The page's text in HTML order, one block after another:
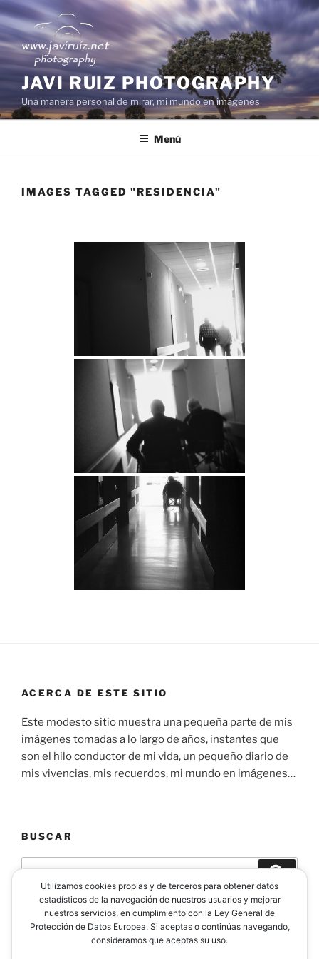
Saltar
al
contenido
JAVI RUIZ PHOTOGRAPHY
Una manera personal de mirar, mi mundo en imágenes
Menú
IMAGES TAGGED "RESIDENCIA"
ACERCA DE ESTE SITIO
Este modesto sitio muestra una pequeña parte de mis
imágenes tomadas a lo largo de años, instantes que
son el hilo conductor de mi vida, un pequeño diario de
mis vivencias, mis recuerdos, mi mundo en imágenes…
BUSCAR
Buscar
Utilizamos cookies propias y de terceros para obtener datos
estadísticos de la navegación de nuestros usuarios y mejorar
nuestros servicios, en cumplimiento con la Ley General de
Protección de Datos Europea. Si aceptas o continúas navegando,
consideramos que aceptas su uso.